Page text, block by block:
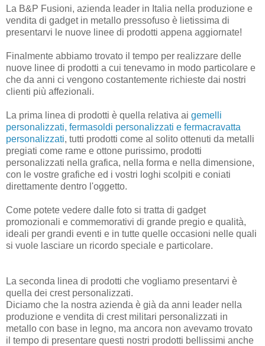
La B&P Fusioni, azienda leader in Italia nella produzione e
vendita di gadget in metallo pressofuso è lietissima di
presentarvi le nuove linee di prodotti appena aggiornate!
Finalmente abbiamo trovato il tempo per realizzare delle
nuove linee di prodotti a cui tenevamo in modo particolare e
che da anni ci vengono costantemente richieste dai nostri
clienti più affezionali.
La prima linea di prodotti è quella relativa ai gemelli
personalizzati, fermasoldi personalizzati e fermacravatta
personalizzati, tutti prodotti come al solito ottenuti da metalli
pregiati come rame e ottone purissimo, prodotti
personalizzati nella grafica, nella forma e nella dimensione,
con le vostre grafiche ed i vostri loghi scolpiti e coniati
direttamente dentro l'oggetto.
Come potete vedere dalle foto si tratta di gadget
promozionali e commemorativi di grande pregio e qualità,
ideali per grandi eventi e in tutte quelle occasioni nelle quali
si vuole lasciare un ricordo speciale e particolare.
La seconda linea di prodotti che vogliamo presentarvi è
quella dei crest personalizzati.
Diciamo che la nostra azienda è già da anni leader nella
produzione e vendita di crest militari personalizzati in
metallo con base in legno, ma ancora non avevamo trovato
il tempo di presentare questi nostri prodotti bellissimi anche